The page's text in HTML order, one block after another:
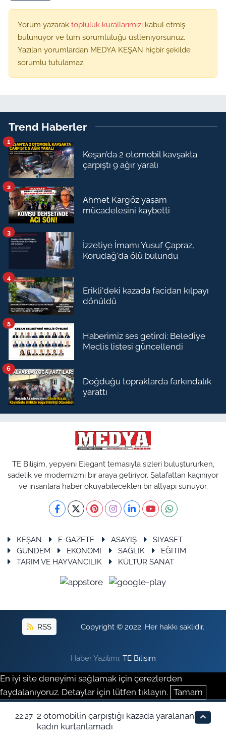
Yorum yazarak topluluk kurallarımızı kabul etmiş
bulunuyor ve tüm sorumluluğu üstleniyorsunuz.
Yazılan yorumlardan MEDYA KEŞAN hiçbir şekilde
sorumlu tutulamaz.
Trend Haberler
Keşan’da 2 otomobil kavşakta
çarpıştı 9 ağır yaralı
1
Ahmet Kargöz yaşam
mücadelesini kaybetti
2
İzzetiye İmamı Yusuf Çapraz,
Korudağ'da ölü bulundu
3
Erikli'deki kazada facidan kılpayı
dönüldü
4
Haberimiz ses getirdi: Belediye
Meclis listesi güncellendi
5
Doğduğu topraklarda farkındalık
yarattı
6
TE Bilişim, yepyeni Elegant temasıyla sizleri buluştururken,
sadelik ve modernizmi bir araya getiriyor. Şatafattan kaçınıyor
ve insanlara haber okuyabilecekleri bir altyapı sunuyor.
KEŞAN E-GAZETE ASAYİŞ
SİYASET
GÜNDEM
EKONOMİ SAĞLIK
EĞİTİM
TARIM VE HAYVANCILIK
KÜLTÜR SANAT
RSS Copyright © 2022. Her hakkı saklıdır.
Haber Yazılımı: TE Bilişim
En iyi site deneyimi sağlamak için çerezlerden
faydalanıyoruz. Detaylar için lütfen tıklayın. Tamam
22:27 2 otomobilin çarpıştığı kazada yaralanan
kadın kurtarılamadı